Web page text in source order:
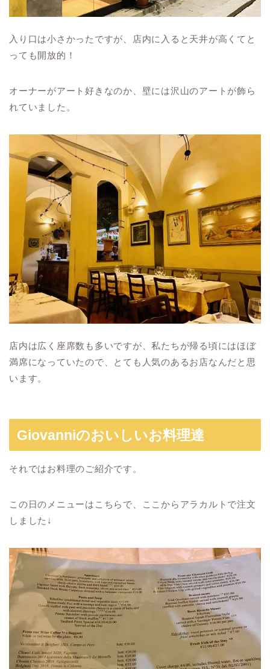
入り口は小さかったですが、店内に入ると天井が高くてと
っても開放的！
オーナーがアート好きなのか、壁には沢山のアートが飾ら
れていました。
店内は広く座席数も多いですが、私たちが帰る頃にはほぼ
満席になっていたので、とても人気のあるお店なんだと思
います。
Giovanniのおいしいお料理達
それではお料理のご紹介です。
この日のメニューはこちらで、ここからアラカルトで注文
しました↓